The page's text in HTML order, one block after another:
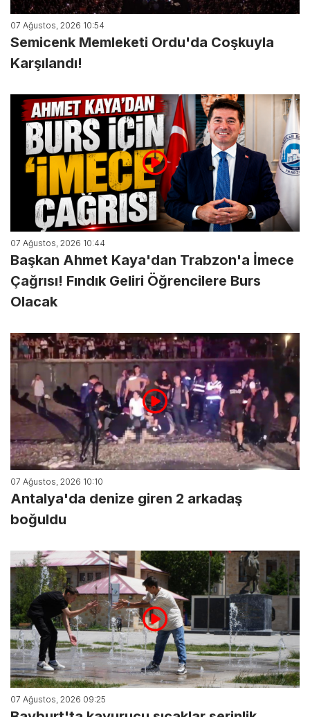
07 Ağustos, 2026 10:54
Semicenk Memleketi Ordu'da Coşkuyla
Karşılandı!
07 Ağustos, 2026 10:44
Başkan Ahmet Kaya'dan Trabzon'a İmece
Çağrısı! Fındık Geliri Öğrencilere Burs
Olacak
07 Ağustos, 2026 10:10
Antalya'da denize giren 2 arkadaş
boğuldu
07 Ağustos, 2026 09:25